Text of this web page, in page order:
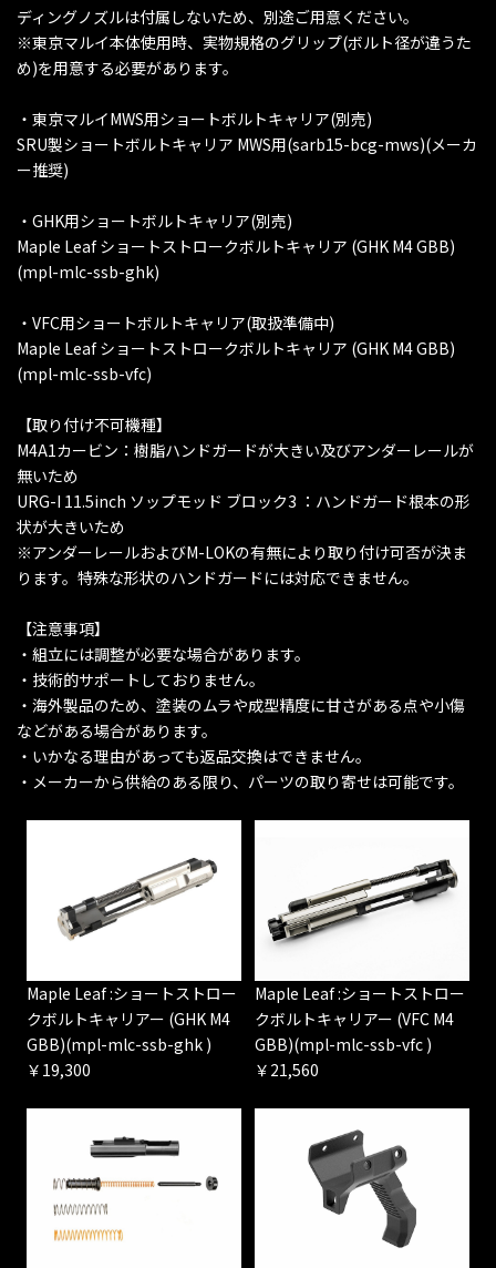
ディングノズルは付属しないため、別途ご用意ください。
※東京マルイ本体使用時、実物規格のグリップ(ボルト径が違うた
め)を用意する必要があります。
・東京マルイMWS用ショートボルトキャリア(別売)
SRU製ショートボルトキャリア MWS用(sarb15-bcg-mws)(メーカ
ー推奨)
・GHK用ショートボルトキャリア(別売)
Maple Leaf ショートストロークボルトキャリア (GHK M4 GBB)
(mpl-mlc-ssb-ghk)
・VFC用ショートボルトキャリア(取扱準備中)
Maple Leaf ショートストロークボルトキャリア (GHK M4 GBB)
(mpl-mlc-ssb-vfc)
【取り付け不可機種】
M4A1カービン：樹脂ハンドガードが大きい及びアンダーレールが
無いため
URG-I 11.5inch ソップモッド ブロック3 ：ハンドガード根本の形
状が大きいため
※アンダーレールおよびM-LOKの有無により取り付け可否が決ま
ります。特殊な形状のハンドガードには対応できません。
【注意事項】
・組立には調整が必要な場合があります。
・技術的サポートしておりません。
・海外製品のため、塗装のムラや成型精度に甘さがある点や小傷
などがある場合があります。
・いかなる理由があっても返品交換はできません。
・メーカーから供給のある限り、パーツの取り寄せは可能です。
Maple Leaf :ショートストロー
クボルトキャリアー (GHK M4
GBB)(mpl-mlc-ssb-ghk )
￥19,300
Maple Leaf :ショートストロー
クボルトキャリアー (VFC M4
GBB)(mpl-mlc-ssb-vfc )
￥21,560